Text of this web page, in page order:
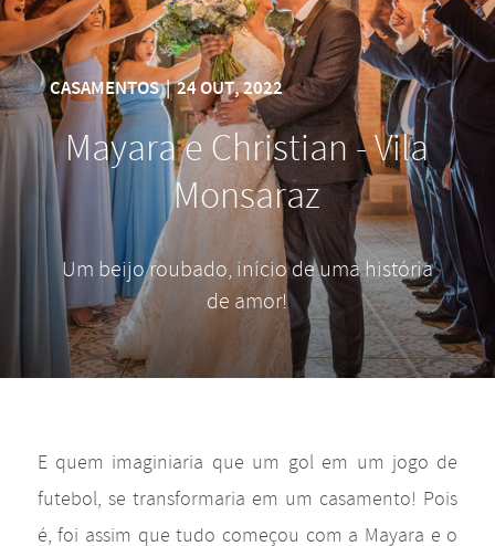
CASAMENTOS|24 OUT, 2022
Mayara e Christian - Vila
Monsaraz
Um beijo roubado, início de uma história
de amor!
E quem imaginiaria que um gol em um jogo de
futebol, se transformaria em um casamento! Pois
é, foi assim que tudo começou com a Mayara e o